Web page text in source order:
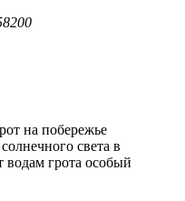
на побережье
света в
водам грота особый